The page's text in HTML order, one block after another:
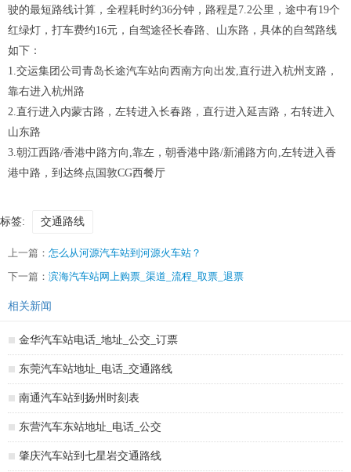
驶的最短路线计算，全程耗时约36分钟，路程是7.2公里，途中有19个
红绿灯，打车费约16元，自驾途径长春路、山东路，具体的自驾路线
如下：
1.交运集团公司青岛长途汽车站向西南方向出发,直行进入杭州支路，
靠右进入杭州路
2.直行进入内蒙古路，左转进入长春路，直行进入延吉路，右转进入
山东路
3.朝江西路/香港中路方向,靠左，朝香港中路/新浦路方向,左转进入香
港中路，到达终点国敦CG西餐厅
标签: 交通路线
上一篇： 怎么从河源汽车站到河源火车站？
下一篇： 滨海汽车站网上购票_渠道_流程_取票_退票
相关新闻
金华汽车站电话_地址_公交_订票
东莞汽车站地址_电话_交通路线
南通汽车站到扬州时刻表
东营汽车东站地址_电话_公交
肇庆汽车站到七星岩交通路线